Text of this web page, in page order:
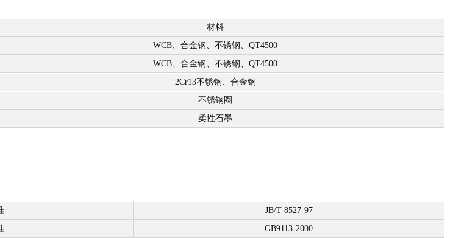
材料
WCB、合金钢、不锈钢、QT4500
WCB、合金钢、不锈钢、QT4500
2Cr13不锈钢、合金钢
不锈钢圈
柔性石墨
JB/T 8527-97
GB9113-2000